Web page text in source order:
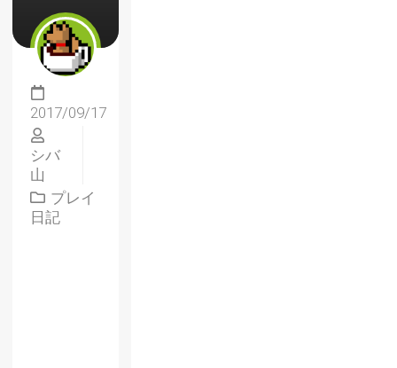
2017/09/17
シバ
山
プレイ
日記